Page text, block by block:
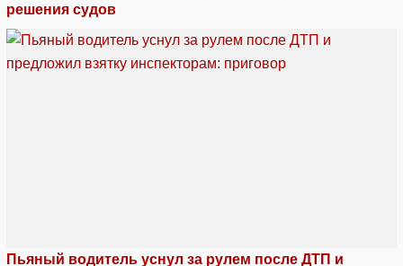
решения судов
Пьяный водитель уснул за рулем после ДТП и